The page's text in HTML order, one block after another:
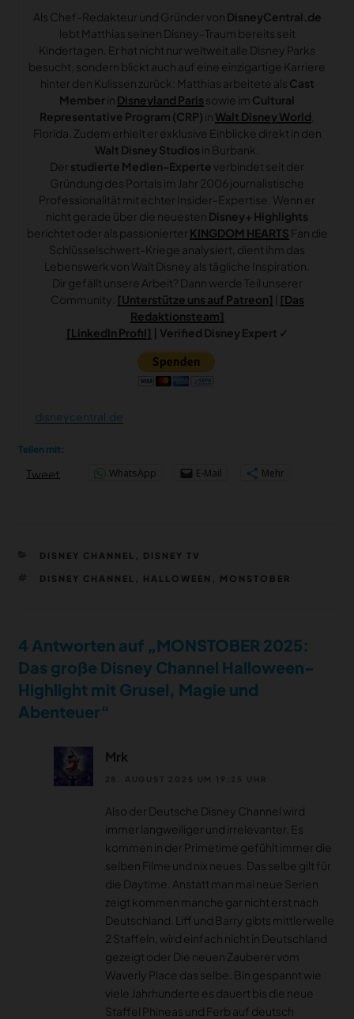
Als Chef-Redakteur und Gründer von DisneyCentral.de
lebt Matthias seinen Disney-Traum bereits seit
Kindertagen. Er hat nicht nur weltweit alle Disney Parks
besucht, sondern blickt auch auf eine einzigartige Karriere
hinter den Kulissen zurück: Matthias arbeitete als Cast
Memberin Disneyland Paris sowie im Cultural
Representative Program (CRP) in Walt Disney World
Florida. Zudem erhielt er exklusive Einblicke direkt in den
Walt Disney Studios in Burbank.
Der studierte Medien-Experte verbindet seit der
Gründung des Portals im Jahr 2006 journalistische
Professionalität mit echter Insider-Expertise. Wenn er
nicht gerade über die neuesten Disney+ Highlights
berichtet oder als passionierter KINGDOM HEARTS Fan die
Schlüsselschwert-Kriege analysiert, dient ihm das
Lebenswerk von Walt Disney als tägliche Inspiration.
Dir gefällt unsere Arbeit? Dann werde Teil unserer
Community: [Unterstütze uns auf Patreon]
[Das
Redaktionsteam]
[LinkedIn Profil] | Verified Disney Expert ✓
disneycentral.de
Teilen mit:
Tweet WhatsApp E-Mail Mehr
KATEGORIEN
DISNEY CHANNEL DISNEY TV
SCHLAGWÖRTER
DISNEY CHANNEL HALLOWEEN MONSTOBER
4 Antworten auf „MONSTOBER 2025:
Das große Disney Channel Halloween-
Highlight mit Grusel, Magie und
Abenteuer“
Mrk
Also der Deutsche Disney Channel wird
immer langweiliger und irrelevanter. Es
kommen in der Primetime gefühlt immer die
selben Filme und nix neues. Das selbe gilt für
die Daytime. Anstatt man mal neue Serien
zeigt kommen manche gar nicht erst nach
Deutschland. Liff und Barry gibts mittlerweile
2 Staffeln, wird einfach nicht in Deutschland
gezeigt oder Die neuen Zauberer vom
Waverly Place das selbe. Bin gespannt wie
viele Jahrhunderte es dauert bis die neue
Staffel Phineas und Ferb auf deutsch